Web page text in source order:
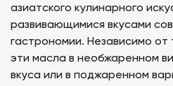
азиатского кулинарного
развивающимися вкусами
гастрономии. Независимо от
эти масла в необжаренном
вкуса или в поджаренном